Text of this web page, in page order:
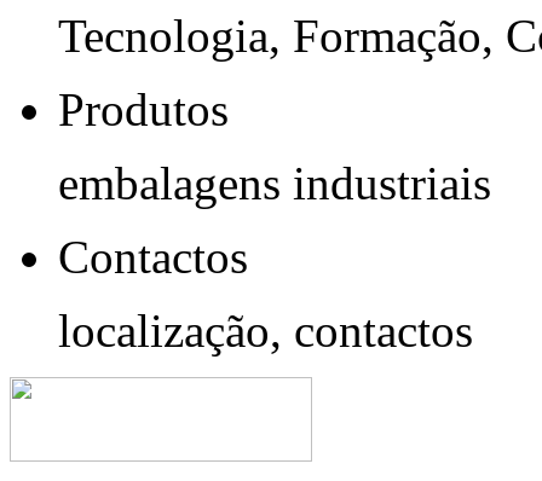
Tecnologia, Formação,
Produtos
embalagens industriais
Contactos
localização, contactos